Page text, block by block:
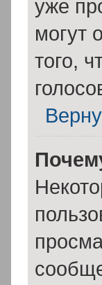
уже
могут
того,